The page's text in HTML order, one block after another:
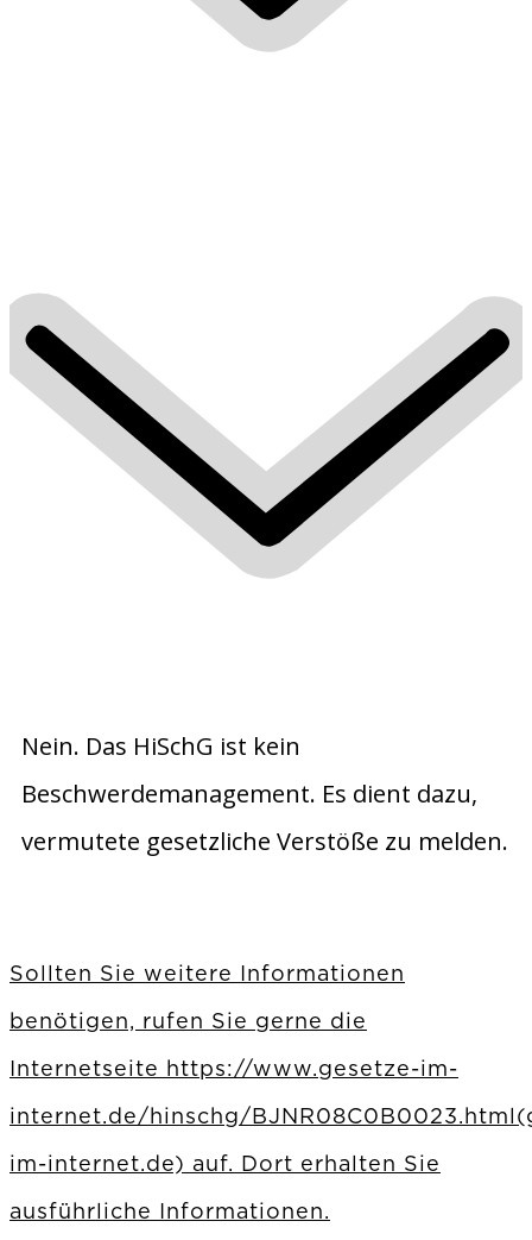
Nein. Das HiSchG ist kein
Beschwerdemanagement. Es dient dazu,
vermutete gesetzliche Verstöße zu melden.
Sollten Sie weitere Informationen
benötigen, rufen Sie gerne die
Internetseite https://www.gesetze-im-
internet.de/hinschg/
im-internet.de) auf. Dort erhalten Sie
ausführliche Informationen.